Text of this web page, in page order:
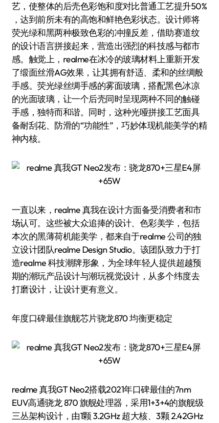
艺，使整体的后壳色彩饱和度对比普通工艺提升50%
，达到前所未有的高饱和鲜艳色彩状态。设计师将
荧光绿和黑两种极致色彩的冲撞反差，借助赛道纹
的设计语言拼接起来，营造出强烈的科技感与都市
感。触觉上，realme在冰冷的玻璃材料上重新开发
了缎面丝滑AG效果，让其拥有舒适、柔和的丝绸般
手感。荧光绿丝绸手感的雾面玻璃，搭配黑色冰凉
的光面玻璃，让一个后壳同时呈现两种不同的触碰
手感，独特而和谐。同时，这种光哑拼接工艺面具
备耐刮花、防滑的“功能性”，巧妙体现机能美学的精
神内核。
一直以来，realme 真我在设计方面备受消费者和市
场认可。这些被大众追捧的设计、色彩美学，包括
本次的黑薄荷机能美学，都来自于realme 公司的独
立设计团队realme Design Studio。该团队致力于打
造realme 科技潮牌形象，为全球年轻人提供超越预
期的潮玩产品设计与潮玩视觉设计，从多个纬度去
打磨设计，让设计更有意义。
年度口碑最佳旗舰芯片骁龙870 均衡更稳定
realme 真我GT Neo2搭载2021年口碑最佳的7nm
EUV高通骁龙 870 旗舰处理器，采用1+3+4的旗舰级
三丛架构设计，由1颗 3.2GHz 超大核、3颗 2.42GHz